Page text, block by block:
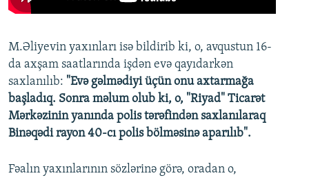
M.Əliyevin yaxınları isə bildirib ki, o, avqustun 16-
da axşam saatlarında işdən evə qayıdarkən
saxlanılıb: "Evə gəlmədiyi üçün onu axtarmağa
başladıq. Sonra məlum olub ki, o, "Riyad" Ticarət
Mərkəzinin yanında polis tərəfindən saxlanılaraq
Binəqədi rayon 40-cı polis bölməsinə aparılıb".
Fəalın yaxınlarının sözlərinə görə, oradan o,